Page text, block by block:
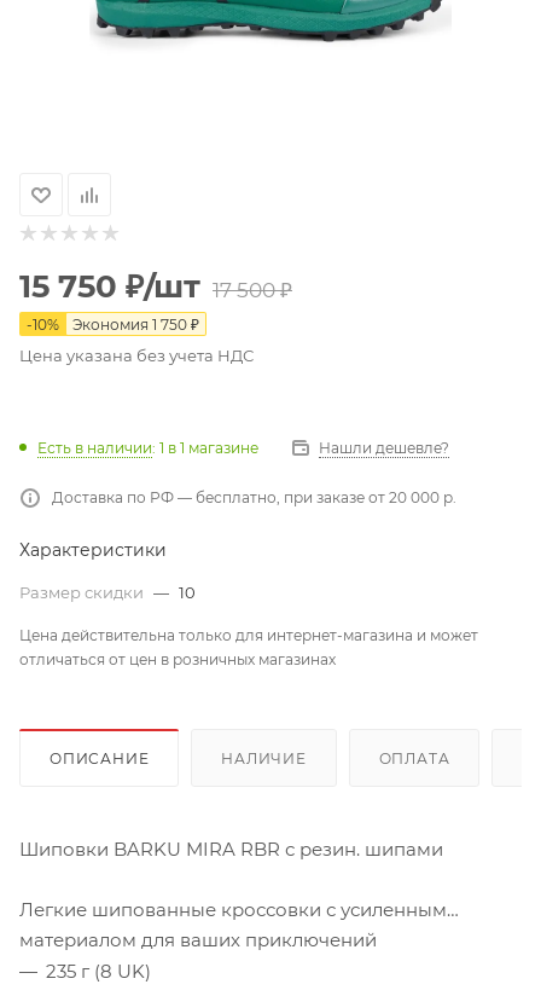
15 750 ₽/шт 17 500₽
-10% Экономия 1 750 ₽
Цена указана без учета НДС
Есть в наличии: 1 в 1 магазине Нашли дешевле?
Доставка по РФ — бесплатно, при заказе от 20 000 р.
Характеристики
Размер скидки — 10
Цена действительна только для интернет-магазина и может
отличаться от цен в розничных магазинах
ОПИСАНИЕ НАЛИЧИЕ ОПЛАТА
Шиповки BARKU MIRA RBR с резин. шипами
Легкие шипованные кроссовки с усиленным
материалом для ваших приключений
235 г (8 UK)